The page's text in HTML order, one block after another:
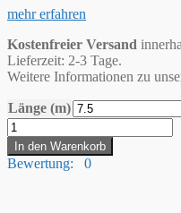
mehr erfahren
Kostenfreier Versand
Lieferzeit: 2-3 Tage.
Weitere Informationen zu
Länge (m)
Hummelt®
Baumwollseil
Baumwollkordel
(H)
In den Warenkorb
Bewertung: 0